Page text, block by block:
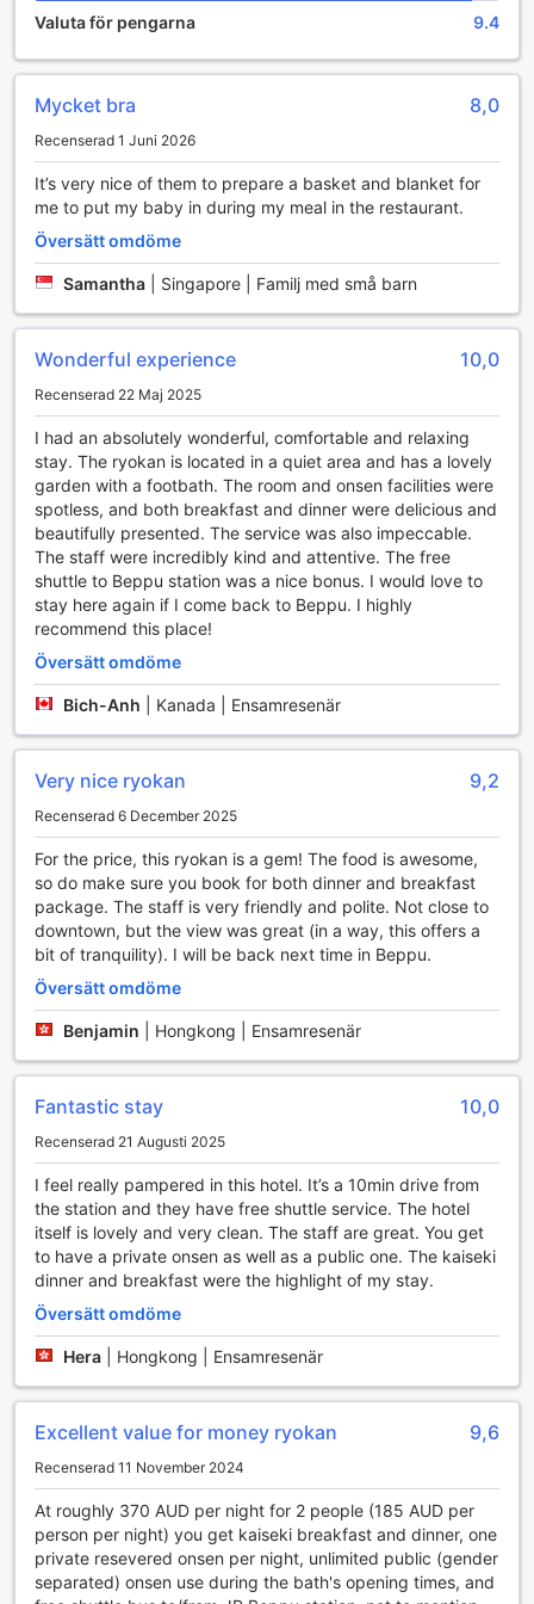
japansk bastu, som är perfekt för att slappna av efter en
lång dag av sightseeing. Den behagliga värmen i bastun
hjälper till att lindra spänningar och stress, vilket ger en
atmosfär är detta en idealisk plats för avkoppling och
återhämtning.
avkoppling, utan också en social mötespunkt där gäster
kan umgås och dela sina upplevelser. Medan de njuter av
Beppu eller planera framtida utflykter. Oavsett om du är en
erfaren bastubadare eller nybörjare, kommer denna
anläggning att ge dig en oförglömlig upplevelse av japansk
kultur och tradition.
Bekvämlighetsfaciliteter på Choubounoyado Shiori
Choubounoyado Shiori erbjuder en rad
bekvämlighetsfaciliteter som gör din vistelse både bekväm
och avkopplande. För gäster som behöver en plats att
röka, finns en särskilt avsedd rökavdelning som säkerställer
att du kan njuta av din cigarett utan att påverka andra.
Dessutom kan du njuta av gratis Wi-Fi i alla rum, vilket gör
det enkelt att hålla kontakten med nära och kära eller att
planera dina aktiviteter i Beppu.
För att underlätta din vistelse erbjuder hotellet även
bagageförvaring, vilket gör det enkelt att utforska staden
utan att behöva bära runt på dina väskor. Om du skulle
känna dig hungrig eller bara sugen på något gott, finns det
en automat med snacks och drycker tillgänglig dygnet
möjligt, tillhandahåller hotellet även daglig städning, så att
du alltid kan återkomma till ett fräscht och rent rum efter en
dag av äventyr.
Choubounoyado Shiori erbjuder utmärkta
transportfaciliteter som gör det enkelt och bekvämt för
gästerna att utforska Beppu och dess omgivningar. Med en
rymlig bilparkering på plats kan du tryggt parkera ditt
fordon utan att behöva oroa dig för extra kostnader. Den
kostnadsfria parkeringen gör det möjligt för dig att njuta av
din vistelse utan att tänka på parkeringsavgifter, vilket ger
dig mer tid att fokusera på att upptäcka de fantastiska
Att ha en egen bil ger dig friheten att utforska de
natursköna landskapen och de berömda varma källorna i
Beppu i din egen takt. Choubounoyado Shiori's strategiska
läge gör det lätt att nå olika attraktioner, vilket gör det till
en perfekt bas för din resa. Oavsett om du planerar en kort
utflykt eller en längre vistelse, kommer de tillgängliga
transportfaciliteterna att göra din upplevelse både smidig
och njutbar.
Rumfaciliteter på Choubounoyado Shiori
På Choubounoyado Shiori i Beppu kan du njuta av
bekväma och välutrustade rum som erbjuder en
avkopplande atmosfär för alla gäster. Varje rum är utrustat
med luftkonditionering, vilket säkerställer en behaglig
temperatur oavsett årstid. Du hittar även en modern TV
med satellit- och kabelkanaler, perfekt för att koppla av
efter en lång dag av sightseeing. För extra bekvämlighet
finns det en hårtork, så att du enkelt kan styla ditt hår
innan du ger dig ut för att utforska staden.
För att göra din vistelse ännu mer bekväm, erbjuder
Valuta för pengarna 9.4
Mycket bra 8,0
Recenserad 1 Juni 2026
It’s very nice of them to prepare a basket and blanket for
me to put my baby in during my meal in the restaurant.
Översätt omdöme
Samantha Singapore | Familj med små barn
Wonderful experience 10,0
Recenserad 22 Maj 2025
I had an absolutely wonderful, comfortable and relaxing
stay. The ryokan is located in a quiet area and has a lovely
garden with a footbath. The room and onsen facilities were
spotless, and both breakfast and dinner were delicious and
beautifully presented. The service was also impeccable.
The staff were incredibly kind and attentive. The free
shuttle to Beppu station was a nice bonus. I would love to
stay here again if I come back to Beppu. I highly
recommend this place!
Översätt omdöme
Bich-Anh Kanada | Ensamresenär
Very nice ryokan 9,2
Recenserad 6 December 2025
For the price, this ryokan is a gem! The food is awesome,
so do make sure you book for both dinner and breakfast
package. The staff is very friendly and polite. Not close to
downtown, but the view was great (in a way, this offers a
bit of tranquility). I will be back next time in Beppu.
Översätt omdöme
Benjamin Hongkong | Ensamresenär
Fantastic stay 10,0
Recenserad 21 Augusti 2025
I feel really pampered in this hotel. It’s a 10min drive from
the station and they have free shuttle service. The hotel
itself is lovely and very clean. The staff are great. You get
to have a private onsen as well as a public one. The kaiseki
dinner and breakfast were the highlight of my stay.
Översätt omdöme
Hera Hongkong | Ensamresenär
Excellent value for money ryokan 9,6
Recenserad 11 November 2024
At roughly 370 AUD per night for 2 people (185 AUD per
person per night) you get kaiseki breakfast and dinner, one
private resevered onsen per night, unlimited public (gender
separated) onsen use during the bath's opening times, and